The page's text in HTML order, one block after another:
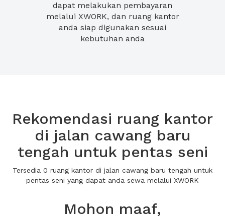
dapat melakukan pembayaran
melalui XWORK, dan ruang kantor
anda siap digunakan sesuai
kebutuhan anda
Rekomendasi ruang kantor
di jalan cawang baru
tengah untuk pentas seni
Tersedia 0 ruang kantor di jalan cawang baru tengah untuk
pentas seni yang dapat anda sewa melalui XWORK
Mohon maaf,